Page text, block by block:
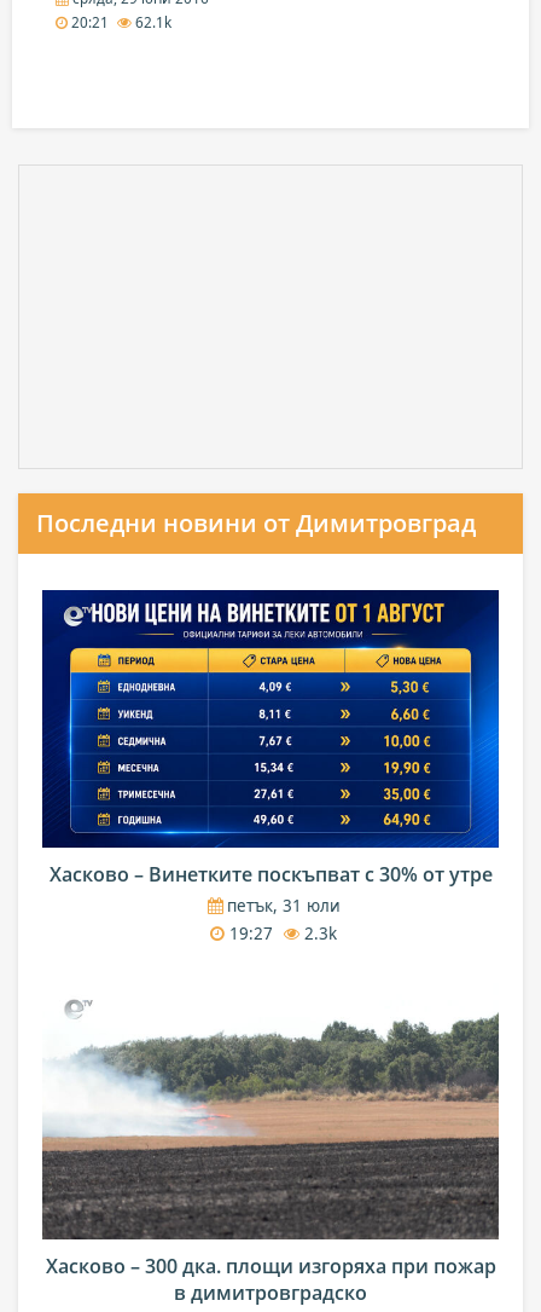
20:21
62.1k
Последни новини от Димитровград
Хасково – Винетките поскъпват с 30% от утре
петък, 31 юли
19:27
2.3k
Хасково – 300 дка. площи изгоряха при пожар
в димитровградско